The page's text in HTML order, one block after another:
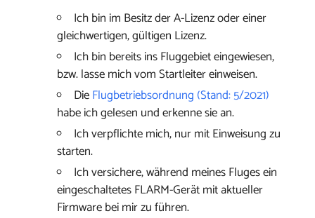
Ich bin im Besitz der A-Lizenz oder einer
gleichwertigen, gültigen Lizenz.
Ich bin bereits ins Fluggebiet eingewiesen,
bzw. lasse mich vom Startleiter einweisen.
DieFlugbetriebsordnung (Stand: 5/2021)
habe ich gelesen und erkenne sie an.
Ich verpflichte mich, nur mit Einweisung zu
starten.
Ich versichere, während meines Fluges ein
eingeschaltetes FLARM-Gerät mit aktueller
Firmware bei mir zu führen.